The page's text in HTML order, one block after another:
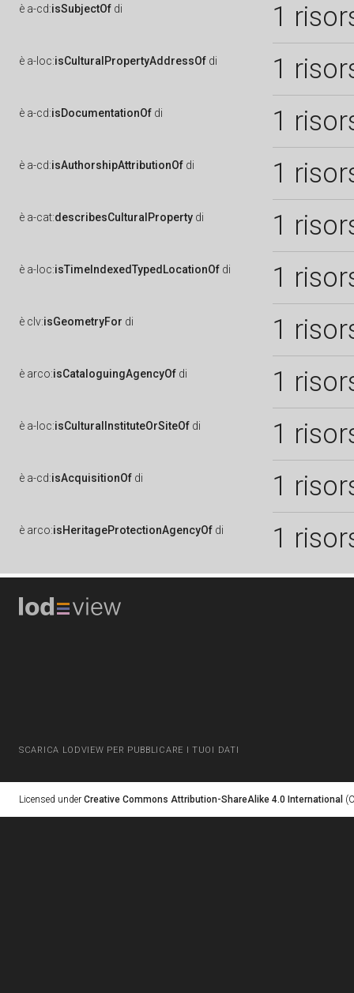
è a-cd:isSubjectOf di 1
è a-loc:isCulturalPropertyAddressOf di 1
è a-cd:isDocumentationOf di 1
è a-cd:isAuthorshipAttributionOf di 1
è a-cat:describesCulturalProperty di 1
è a-loc:isTimeIndexedTypedLocationOf di 1
è clv:isGeometryFor di 1
è arco:isCataloguingAgencyOf di 1
è a-loc:isCulturalInstituteOrSiteOf di 1
è a-cd:isAcquisitionOf di 1
è arco:isHeritageProtectionAgencyOf di 1
SCARICA LODVIEW PER PUBBLICARE I TUOI DATI
Licensed under Creative Commons Attribution-ShareAlike 4.0 International